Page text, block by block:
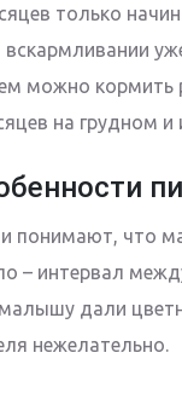
только
вскармливании
можно кормить
на грудном
понимают, что
– интервал
дали
нежелательно.